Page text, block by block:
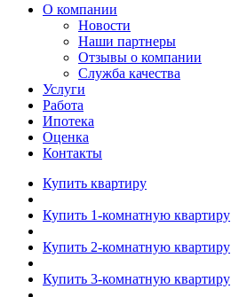
О компании
Новости
Наши партнеры
Отзывы о компании
Служба качества
Услуги
Работа
Ипотека
Оценка
Контакты
Купить квартиру
Купить 1-комнатную квартиру
Купить 2-комнатную квартиру
Купить 3-комнатную квартиру